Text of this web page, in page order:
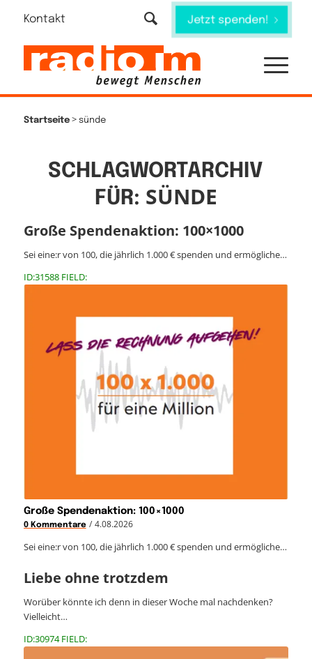
Kontakt Jetzt spenden!
Startseite> sünde
SCHLAGWORTARCHIV
FÜR: SÜNDE
Große Spendenaktion: 100×1000
Sei eine:r von 100, die jährlich 1.000 € spenden und ermögliche…
ID:31588 FIELD:
Große Spendenaktion: 100×1000
0 Kommentare / 4.08.2026
Sei eine:r von 100, die jährlich 1.000 € spenden und ermögliche…
Liebe ohne trotzdem
Worüber könnte ich denn in dieser Woche mal nachdenken?
Vielleicht…
ID:30974 FIELD: